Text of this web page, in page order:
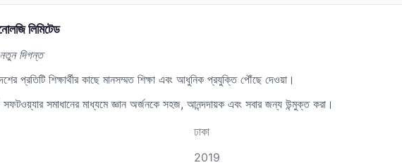
লিমিটেড
দিগন্ত
প্রতিটি শিক্ষার্থীর কাছে মানসম্মত শিক্ষা এবং আধুনিক প্রযুক্তি পৌঁছে দেওয়া।
সফটওয়্যার সমাধানের মাধ্যমে জ্ঞান অর্জনকে সহজ, আনন্দদায়ক এবং সবার জন্য উন্মুক্ত করা।
ঢাকা
2019